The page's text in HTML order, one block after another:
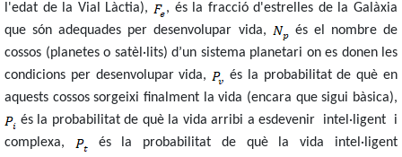
l'edat de la Vial Làctia),
, és la fracció d'estrelles de la Galàxia
que són adequades per desenvolupar vida,
és el nombre de
cossos (planetes o satèl·lits) d’un sistema planetari on es donen les
condicions per desenvolupar vida,
és la probabilitat de què en
aquests cossos sorgeixi finalment la vida (encara que sigui bàsica),
és la probabilitat de què la vida arribi a esdevenir
intel·ligent
i
complexa,
és la probabilitat de què la vida intel·ligent